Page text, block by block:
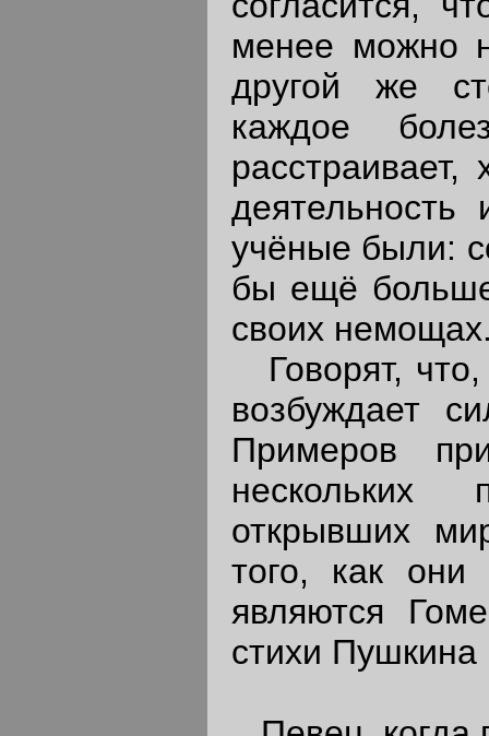
менее можно
другой же
каждое
учёные были:
бы ещё
своих
Говорят, что,
возбуждает
Примеров
нескольких
открывших
того, как они
являются
стихи Пушкина